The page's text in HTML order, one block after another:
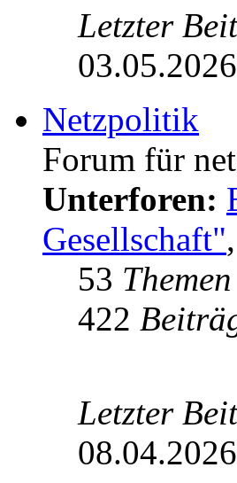
Letzter
Netzpolitik
Forum für
Unterforen:
Gesellschaft",
53 Themen
422
Letzter